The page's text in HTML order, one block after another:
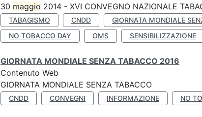
30 maggio 2014 - XVI CONVEGNO NAZIONALE
TABAGISMO CNDD GIORNATA MONDIALE
NO TOBACCO DAY
OMS SENSIBILIZZAZIONE
GIORNATA MONDIALE SENZA TABACCO 2016
Contenuto Web
GIORNATA MONDIALE SENZA TABACCO
CNDD CONVEGNI INFORMAZIONE NO